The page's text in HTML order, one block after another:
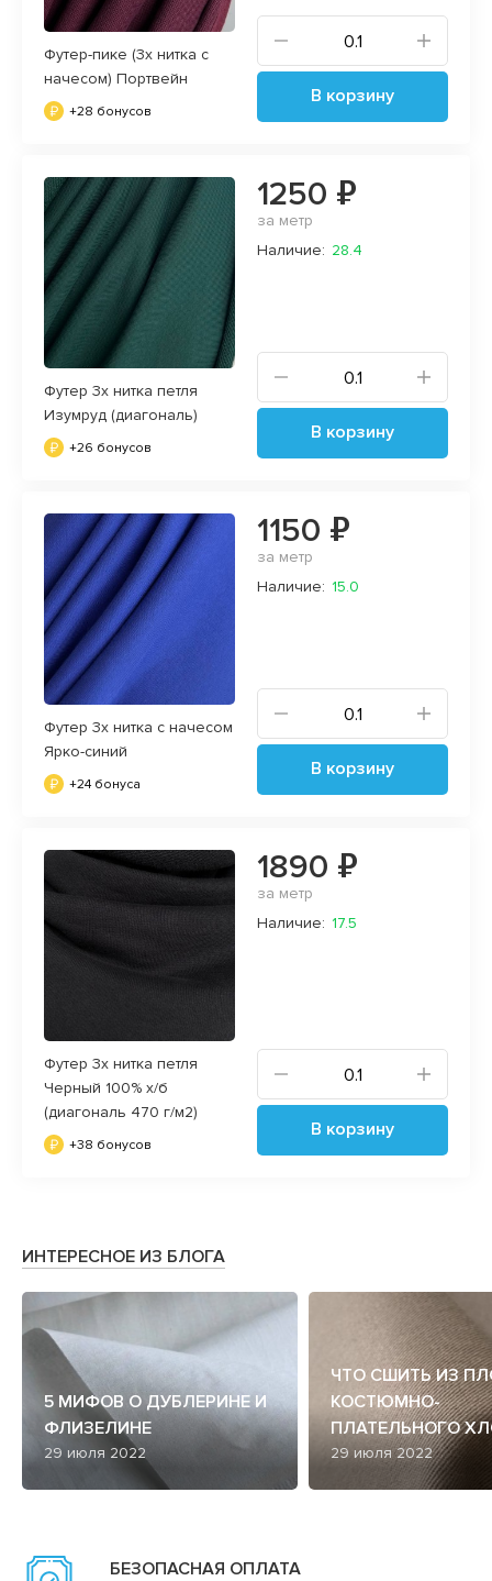
Футер-пике (3х нитка с
начесом) Портвейн
+28 бонусов
В корзину
Футер 3х нитка петля
Изумруд (диагональ)
+26 бонусов
1250 ₽
за метр
Наличие: 28.4
В корзину
Футер 3х нитка с начесом
Ярко-синий
+24 бонуса
1150 ₽
за метр
Наличие: 15.0
В корзину
Футер 3х нитка петля
Черный 100% х/б
(диагональ 470 г/м2)
+38 бонусов
1890 ₽
за метр
Наличие: 17.5
В корзину
ИНТЕРЕСНОЕ ИЗ БЛОГА
5 МИФОВ О ДУБЛЕРИНЕ И
ФЛИЗЕЛИНЕ
29 июля 2022
ЧТО СШИТЬ ИЗ
КОСТЮМНО-
ПЛАТЕЛЬНОГО
29 июля 2022
БЕЗОПАСНАЯ ОПЛАТА